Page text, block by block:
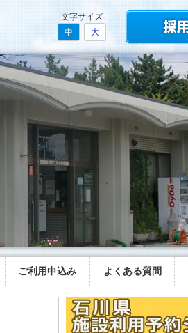
文字サイズ
中
大
ご利用申込み よくある質問